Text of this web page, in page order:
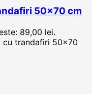
50×70 cm
89,00 lei.
cu trandafiri 50x70